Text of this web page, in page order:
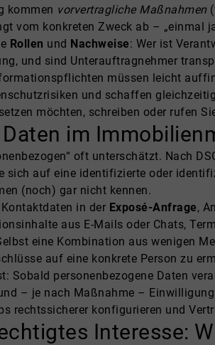
kommen vorvertragliche Maßnahmen
vom konkreten Zweck ab – „einmal
Rollen und Nachweise: Wer ist
und sind Unterauftragnehmer
müssen leicht
und schaffen
möchten, schreiben oder rufen
im
oft unterschätzt. Nach
auf eine identifizierte oder
(noch) gar nicht kennen.
in der Exposé-Anfrage,
aus E-Mails oder Chats,
eine Kombination aus wenigen
auf eine konkrete Person zu
Sobald personenbezogene Daten
– je nach Maßnahme –
rechtssicherer konfigurieren und
Interesse: